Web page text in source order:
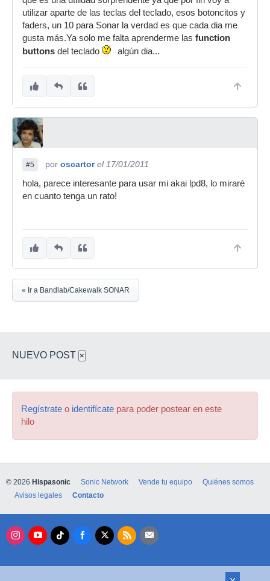
utilizar aparte de las teclas del teclado, esos botoncitos y
faders, un 10 para Sonar la verdad es que cada dia me
gusta más.Ya solo me falta aprenderme las function
buttons del teclado algún dia...
#5 por oscartor el 17/01/2011
hola, parece interesante para usar mi akai lpd8, lo miraré
en cuanto tenga un rato!
« Ir a Bandlab/Cakewalk SONAR
NUEVO POST ×
Regístrate o identifícate para poder postear en este
hilo
© 2026 Hispasonic Sonic Network Vende tu equipo
Quiénes somos
Avisos legales
Contacto